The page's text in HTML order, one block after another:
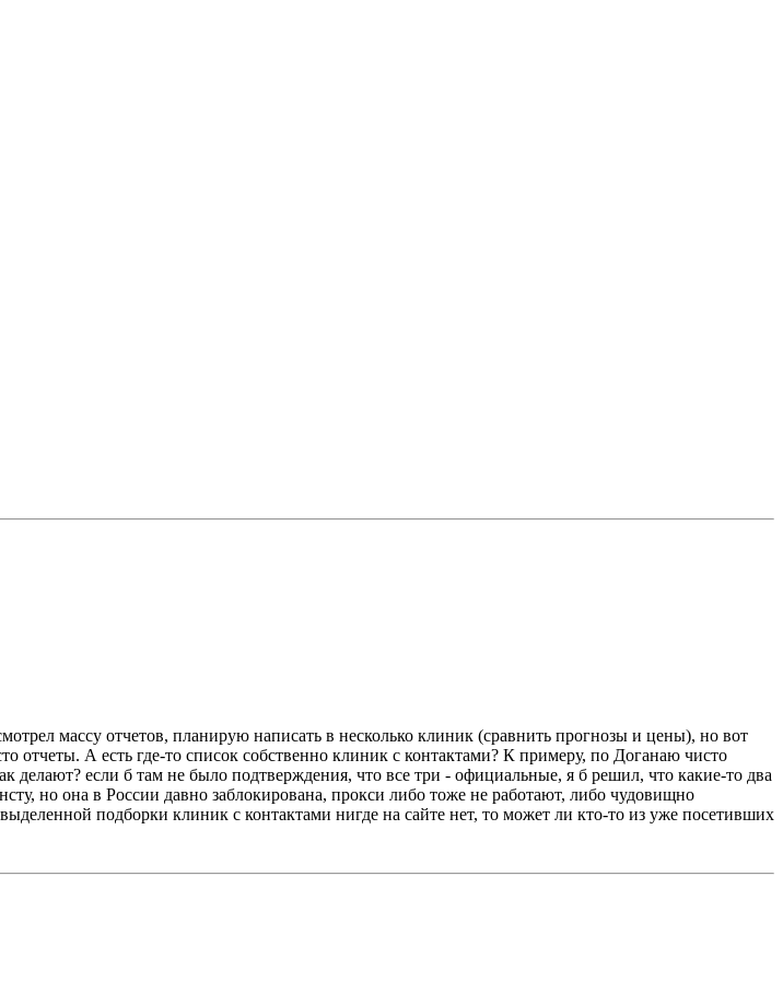
массу отчетов, планирую написать в несколько клиник (сравнить прогнозы и цены), но вот
отчеты. А есть где-то список собственно клиник с контактами? К примеру, по Доганаю чисто
делают? если б там не было подтверждения, что все три - официальные, я б решил, что какие-то два
но она в России давно заблокирована, прокси либо тоже не работают, либо чудовищно
подборки клиник с контактами нигде на сайте нет, то может ли кто-то из уже посетивших